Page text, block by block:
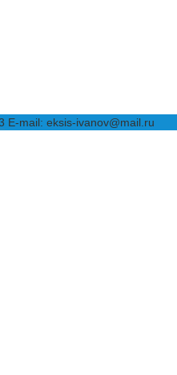
E-mail: eksis-ivanov@mail.ru